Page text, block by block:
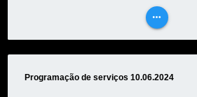
more_horiz
VEJA
Programação de serviços 10.06.2024